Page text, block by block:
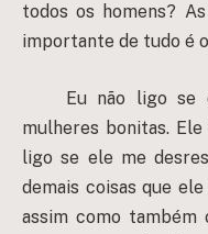
todos os homens?
importante de tudo é
Eu não ligo se
mulheres bonitas.
ligo se ele me
demais coisas que
assim como também